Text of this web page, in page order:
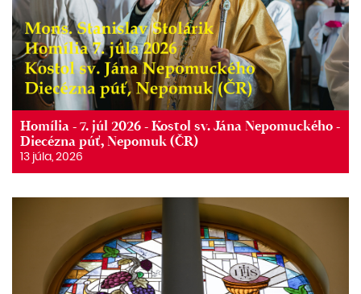
Homília - 7. júl 2026 - Kostol sv. Jána Nepomuckého -
Diecézna púť, Nepomuk (ČR)
13 júla, 2026